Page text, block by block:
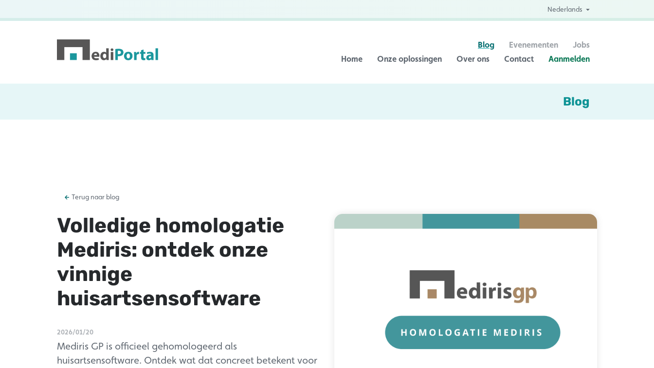
Nederlands
Home Onze oplossingen Over ons Contact Aanmelden
Blog Evenementen Jobs
Blog
Terug naar blog
Volledige homologatie
Mediris: ontdek onze
vinnige
huisartsensoftware
2026/01/20
Mediris GP is officieel gehomologeerd als
huisartsensoftware. Ontdek wat dat concreet betekent voor